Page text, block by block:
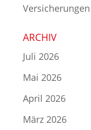
Versicherungen
ARCHIV
Juli 2026
Mai 2026
April 2026
März 2026